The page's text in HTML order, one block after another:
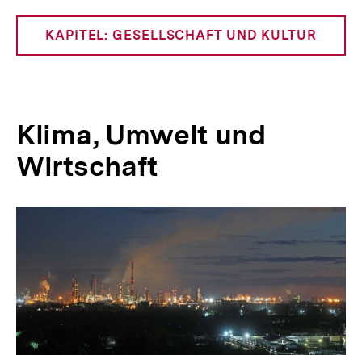
anzeigen
KAPITEL: GESELLSCHAFT UND KULTUR
Klima, Umwelt und
Wirtschaft